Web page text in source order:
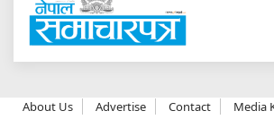
About Us Advertise Contact Media